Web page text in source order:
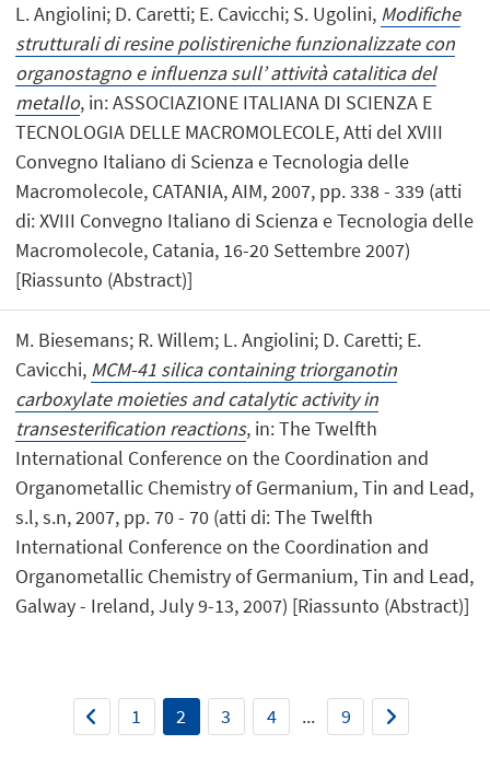
L. Angiolini; D. Caretti; E. Cavicchi; S. Ugolini, Modifiche
strutturali di resine polistireniche funzionalizzate con
organostagno e influenza sull’ attività catalitica del
metallo, in: ASSOCIAZIONE ITALIANA DI SCIENZA E
TECNOLOGIA DELLE MACROMOLECOLE, Atti del XVIII
Convegno Italiano di Scienza e Tecnologia delle
Macromolecole, CATANIA, AIM, 2007, pp. 338 - 339 (atti
di: XVIII Convegno Italiano di Scienza e Tecnologia delle
Macromolecole, Catania, 16-20 Settembre 2007)
[Riassunto (Abstract)]
M. Biesemans; R. Willem; L. Angiolini; D. Caretti; E.
Cavicchi, MCM-41 silica containing triorganotin
carboxylate moieties and catalytic activity in
transesterification reactions, in: The Twelfth
International Conference on the Coordination and
Organometallic Chemistry of Germanium, Tin and Lead,
s.l, s.n, 2007, pp. 70 - 70 (atti di: The Twelfth
International Conference on the Coordination and
Organometallic Chemistry of Germanium, Tin and Lead,
Galway - Ireland, July 9-13, 2007) [Riassunto (Abstract)]
1 2 3 4 ... 9